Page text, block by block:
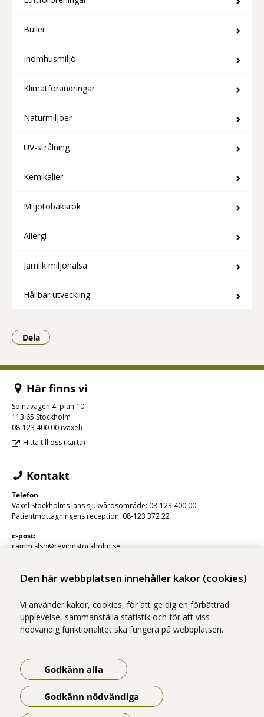
Den här webbplatsen innehåller kakor (cookies)
Vi använder kakor, cookies, för att ge dig en förbättrad
upplevelse, sammanställa statistik och för att viss
nödvändig funktionalitet ska fungera på webbplatsen.
Godkänn alla
Godkänn nödvändiga
Buller
Inomhusmiljö
Klimatförändringar
Naturmiljöer
UV-strålning
Kemikalier
Miljötobaksrök
Allergi
Jämlik miljöhälsa
Hållbar utveckling
Dela
- Klicka för att öppna delningsalternativ.
Här finns vi
Solnavägen 4, plan 10
113 65 Stockholm
08-123 400 00 (växel)
Hitta till oss (karta)
Kontakt
Telefon
Växel Stockholms läns sjukvårdsområde: 08-123 400 00
Patientmottagningens reception: 08-123 372 22
e-post:
camm.slso@regionstockholm.se
Samtliga bilder på webbplatsen är tagna av fotograf Yanan Li om inget
annat namn anges.
Om webbplatsen